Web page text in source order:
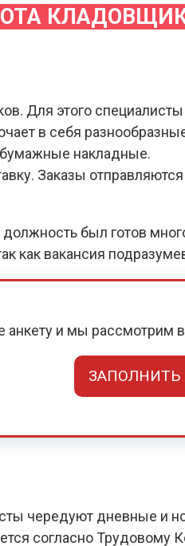
Для этого
в себя
бумажные накладные.
Заказы
был готов
как вакансия
анкету и мы рассмотрим
ЗАПОЛНИТЬ
чередуют дневные и
согласно Трудовому